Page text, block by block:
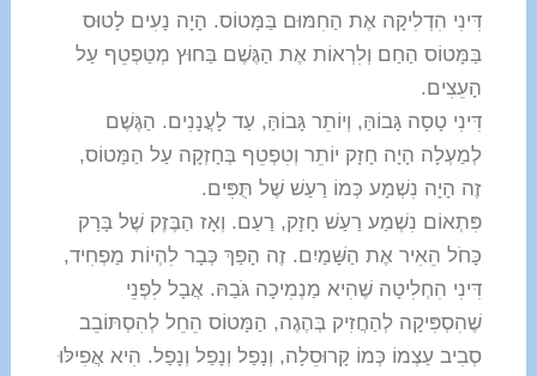
דִּינִי הִדְלִיקָה אֶת הַחִמּוּם בַּמָּטוֹס. הָיָה נָעִים לָטוּס
בַּמָּטוֹס הַחַם וְלִרְאוֹת אֶת הַגֶּשֶׁם בַּחוּץ מְטַפְטֵף עַל
הָעֵצִים.
דִּינִי טָסָה גָּבוֹהַּ, וְיוֹתֵר גָּבוֹהַּ, עַד לָעֲנָנִים. הַגֶּשֶׁם
לְמַעְלָה הָיָה חָזָק יוֹתֵר וְטִפְטֵף בְּחָזְקָה עַל הַמָּטוֹס,
זֶה הָיָה נִשְׁמָע כְּמוֹ רַעַשׁ שֶׁל תֻּפִּים.
פִּתְאוֹם נִשְׁמַע רַעַשׁ חָזָק, רַעַם. וְאָז הַבֶּזֶק שֶׁל בָּרָק
כָּחֹל הֵאִיר אֶת הַשָּׁמַיִם. זֶה הָפַךְ כְּבָר לִהְיוֹת מַפְחִיד,
דִּינִי הִחְלִיטָה שֶׁהִיא מַנְמִיכָה גֹּבַהּ. אֲבָל לִפְנֵי
שֶׁהִסְפִּיקָה לְהַחֲזִיק בְּהֶגֶה, הַמָּטוֹס הֵחֵל לְהִסְתּוֹבֵב
סְבִיב עַצְמוֹ כְּמוֹ קָרוּסֵלָה, וְנָפַל וְנָפַל וְנָפַל. הִיא אֲפִילּוּ